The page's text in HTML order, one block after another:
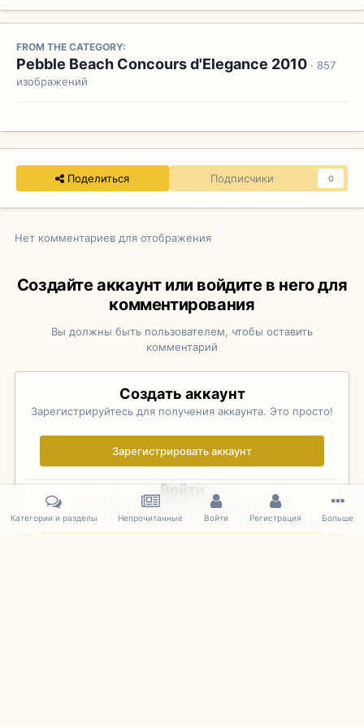
FROM THE CATEGORY:
Pebble Beach Concours d'Elegance 2010 · 857
изображений
Поделиться Подписчики 0
Нет комментариев для отображения
Создайте аккаунт или войдите в него для
комментирования
Вы должны быть пользователем, чтобы оставить
комментарий
Создать аккаунт
Зарегистрируйтесь для получения аккаунта. Это просто!
Зарегистрировать аккаунт
Войти
Уже зарегистрированы? Войдите здесь.
Категории и разделы Непрочитанные Войти Регистрация Больше